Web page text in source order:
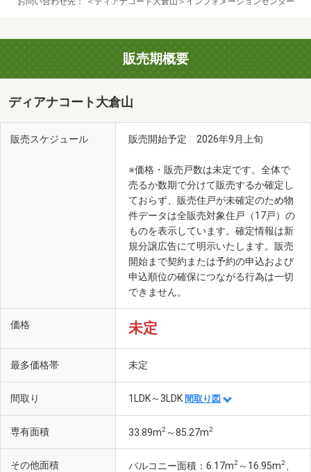
販売期概要
ディアナコート大倉山
販売スケジュール 販売開始予定 2026年9月上旬
※価格・販売戸数は未定です。全体で
売るか数期で分けて販売するか確定し
ておらず、販売住戸が未確定のため物
件データは全販売対象住戸（17戸）の
ものを表示しています。確定情報は新
規分譲広告にて明示いたします。販売
開始まで契約または予約の申込および
申込順位の確保につながる行為は一切
できません。
価格 未定
最多価格帯 未定
間取り 1LDK～3LDK 間取り図
専有面積 33.89m2 ～85.27m2
その他面積 バルコニー面積：6.17m2 ～16.95m2